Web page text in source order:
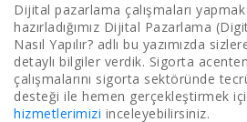
Dijital pazarlama çalışmaları
hazırladığımız Dijital Pazarlama
Nasıl Yapılır? adlı bu yazımızda
detaylı bilgiler verdik. Sigorta
çalışmalarını sigorta sektöründe
desteği ile hemen gerçekleştirmek
hizmetlerimizi inceleyebilirsiniz.